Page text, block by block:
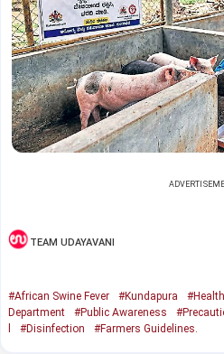
TEAM UDAYAVANI
#African Swine Fever #Kundapura
Department
#Public Awareness
#Disinfection #Farmers Guidelines.